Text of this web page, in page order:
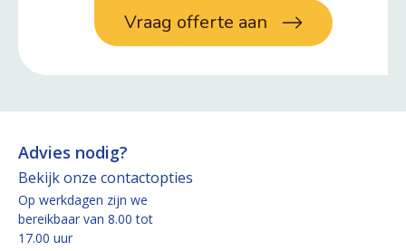
Vraag offerte aan
Advies nodig?
Bekijk onze contactopties
Op werkdagen zijn we
bereikbaar van 8.00 tot
17.00 uur